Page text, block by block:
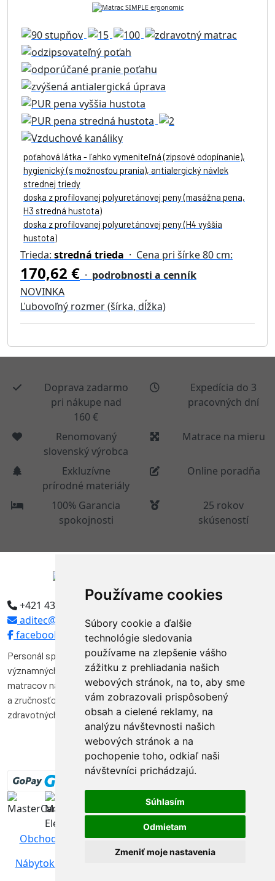
Používame cookies
Súbory cookie a ďalšie
technológie sledovania
používame na zlepšenie vášho
zážitku z prehliadania našich
webových stránok, na to, aby sme
vám zobrazovali prispôsobený
obsah a cielené reklamy, na
analýzu návštevnosti našich
webových stránok a na
pochopenie toho, odkiaľ naši
návštevníci prichádzajú.
Súhlasím
Odmietam
Zmeniť moje nastavenia
poťahová látka - ľahko vymeniteľná (zipsové odopínanie),
hygienický (s možnosťou prania), antialergický návlek
strednej triedy
doska z profilovanej polyuretánovej peny (masážna pena,
H3 stredná hustota)
doska z profilovanej polyuretánovej peny (H4 vyššia
hustota)
Trieda: stredná trieda · Cena pri šírke 80 cm:
170,62 € · podrobnosti a cenník
NOVINKA
Ľubovoľný rozmer (šírka, dĺžka)
Doprava zadarmo
pri nákupe nad
160 €
Expedícia do 3
pracovných dní
Renomovaný
slovenský výrobca
Matrace na mieru
Exkluzívne
prírodné materiály
Online poradňa
100% Garancia
spokojnosti
25 rokov
skúseností
+421 43 5594304
aditec@aditec.sk
facebook
Personál spoločnosti Aditec tvoria odborníci, ktorí pôsobili vo
významných funkciách v niekoľkých spoločnostiach na výrobu
matracov na Slovensku. Svojimi vedomosťami, skúsenosťami
a zručnosťou značnou mierou prispeli k vývoju a kvalite výroby
zdravotných matracov na Slovensku.
Obchodné podmienky|Ochrana osobných údajov
Nábytok Sosna